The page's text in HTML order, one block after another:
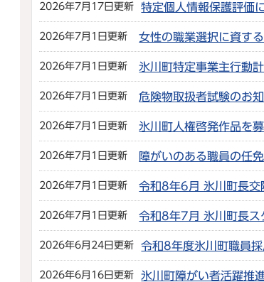
2026年7月17日更新 特定個人情報保護評価
2026年7月1日更新 女性の職業選択に資す
2026年7月1日更新 氷川町特定事業主行動
2026年7月1日更新 危険物取扱者試験のお
2026年7月1日更新 氷川町人権啓発作品を
2026年7月1日更新 障がいのある職員の任
2026年7月1日更新 令和8年6月 氷川町長交
2026年7月1日更新 令和8年7月 氷川町長ス
2026年6月24日更新 令和8年度氷川町職員
2026年6月16日更新 氷川町障がい者活躍推